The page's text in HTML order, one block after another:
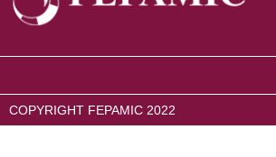
COPYRIGHT FEPAMIC 2022